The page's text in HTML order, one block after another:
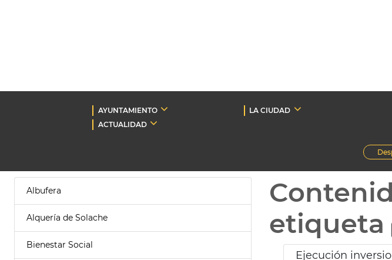
AYUNTAMIENTO LA CIUDAD
ACTUALIDAD
Albufera
Alquería de Solache
Bienestar Social
etiqueta
Ejecución